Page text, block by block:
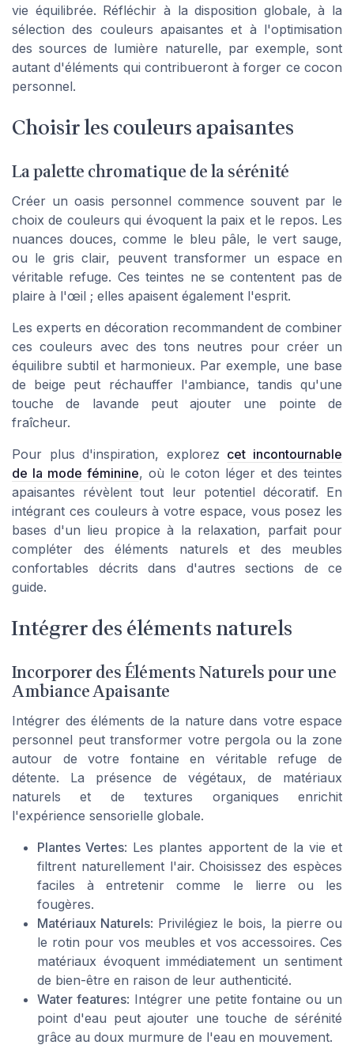
vie équilibrée. Réfléchir à la disposition globale, à la
sélection des couleurs apaisantes et à l'optimisation
des sources de lumière naturelle, par exemple, sont
autant d'éléments qui contribueront à forger ce cocon
personnel.
Choisir les couleurs apaisantes
La palette chromatique de la sérénité
Créer un oasis personnel commence souvent par le
choix de couleurs qui évoquent la paix et le repos. Les
nuances douces, comme le bleu pâle, le vert sauge,
ou le gris clair, peuvent transformer un espace en
véritable refuge. Ces teintes ne se contentent pas de
plaire à l'œil ; elles apaisent également l'esprit.
Les experts en décoration recommandent de combiner
ces couleurs avec des tons neutres pour créer un
équilibre subtil et harmonieux. Par exemple, une base
de beige peut réchauffer l'ambiance, tandis qu'une
touche de lavande peut ajouter une pointe de
fraîcheur.
Pour plus d'inspiration, explorez cet incontournable
de la mode féminine, où le coton léger et des teintes
apaisantes révèlent tout leur potentiel décoratif. En
intégrant ces couleurs à votre espace, vous posez les
bases d'un lieu propice à la relaxation, parfait pour
compléter des éléments naturels et des meubles
confortables décrits dans d'autres sections de ce
guide.
Intégrer des éléments naturels
Incorporer des Éléments Naturels pour une
Ambiance Apaisante
Intégrer des éléments de la nature dans votre espace
personnel peut transformer votre pergola ou la zone
autour de votre fontaine en véritable refuge de
détente. La présence de végétaux, de matériaux
naturels et de textures organiques enrichit
l'expérience sensorielle globale.
Plantes Vertes: Les plantes apportent de la vie et
filtrent naturellement l'air. Choisissez des espèces
faciles à entretenir comme le lierre ou les
fougères.
Matériaux Naturels: Privilégiez le bois, la pierre ou
le rotin pour vos meubles et vos accessoires. Ces
matériaux évoquent immédiatement un sentiment
de bien-être en raison de leur authenticité.
Water features: Intégrer une petite fontaine ou un
point d'eau peut ajouter une touche de sérénité
grâce au doux murmure de l'eau en mouvement.